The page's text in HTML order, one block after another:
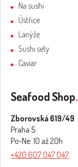
Na sushi
Ústřice
Lanýže
Sushi sety
Caviar
Seafood Shop.
Zborovská 619/49
Praha 5
Po-Ne: 10 až 20h
+420 607 047 047